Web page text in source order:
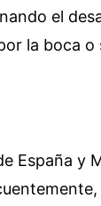
el
la boca o
España y